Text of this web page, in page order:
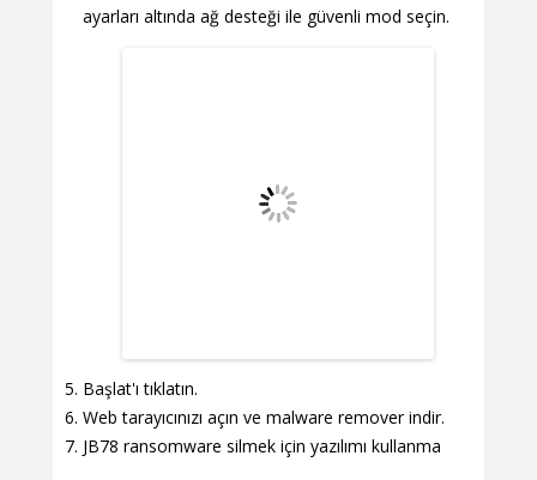
ayarları altında ağ desteği ile güvenli mod seçin.
Başlat'ı tıklatın.
Web tarayıcınızı açın ve malware remover indir.
JB78 ransomware silmek için yazılımı kullanma